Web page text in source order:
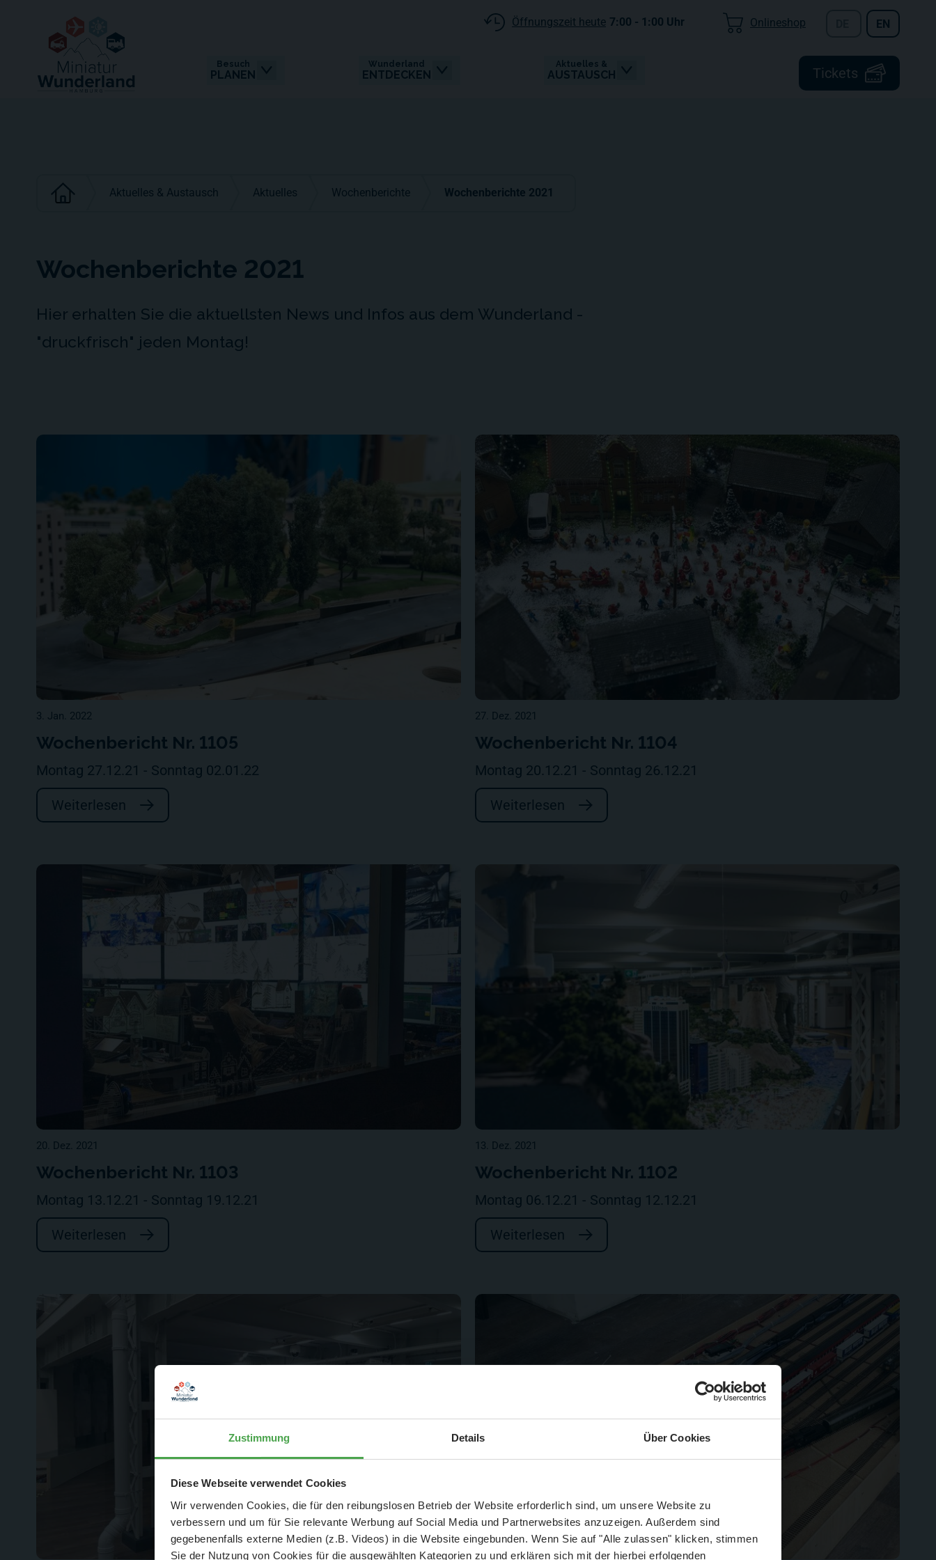
Zustimmung Details Über Cookies
Diese Webseite verwendet Cookies
Wir verwenden Cookies, die für den reibungslosen Betrieb der Website erforderlich sind, um unsere Website zu
verbessern und um für Sie relevante Werbung auf Social Media und Partnerwebsites anzuzeigen. Außerdem sind
gegebenenfalls externe Medien (z.B. Videos) in die Website eingebunden. Wenn Sie auf "Alle zulassen" klicken, stimmen
Sie der Nutzung von Cookies für die ausgewählten Kategorien zu und erklären sich mit der hierbei erfolgenden
Tickets
Besuch
PLANEN
Wunderland
ENTDECKEN
Aktuelles &
AUSTAUSCH
Öffnungszeit heute 7:00 - 1:00 Uhr Onlineshop EN
Aktuelles & Austausch Aktuelles Wochenberichte Wochenberichte 2021
Wochenberichte 2021
Hier erhalten Sie die aktuellsten News und Infos aus dem Wunderland -
"druckfrisch" jeden Montag!
3. Jan. 2022
Wochenbericht Nr. 1105
Montag 27.12.21 - Sonntag 02.01.22
Weiterlesen
27. Dez. 2021
Wochenbericht Nr. 1104
Montag 20.12.21 - Sonntag 26.12.21
Weiterlesen
20. Dez. 2021
Wochenbericht Nr. 1103
Montag 13.12.21 - Sonntag 19.12.21
Weiterlesen
13. Dez. 2021
Wochenbericht Nr. 1102
Montag 06.12.21 - Sonntag 12.12.21
Weiterlesen
Schließen
Aktuelle Mitteilung
Der Spar-Hammer: 25 % Ersparnis bei Große Pötte & kleine Züge im August
und September - ohne Wartezeit
- Abendliche Hafenrundfahrt/Lichterfahrt 🛥️
- anschließender Wunderland-BesuchOHNEWartezeit 🚂